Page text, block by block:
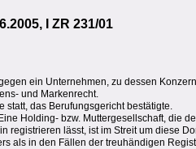
I ZR 231/01
ein Unternehmen, zu dessen
und Markenrecht.
statt, das Berufungsgericht bestätigte.
Holding- bzw. Muttergesellschaft, die
registrieren lässt, ist im Streit um diese
als in den Fällen der treuhändigen